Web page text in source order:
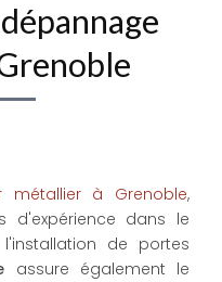
métallier à Grenoble,
dans le
de portes
assure également le